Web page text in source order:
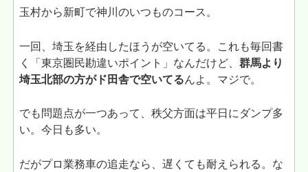
玉村から新町で神川のいつものコース。
一回、埼玉を経由したほうが空いてる。これも毎回書
く「東京圏民勘違いポイント」なんだけど、群馬より
埼玉北部の方がド田舎で空いてるんよ。マジで。
でも問題点が一つあって、秩父方面は平日にダンプ多
い。今日も多い。
だがプロ業務車の追走なら、遅くても耐えられる。な